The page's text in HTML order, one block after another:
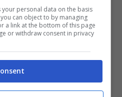
il meglio
è
in
personal data on the basis
can object to by managing
a link at the bottom of this page
or withdraw consent in privacy